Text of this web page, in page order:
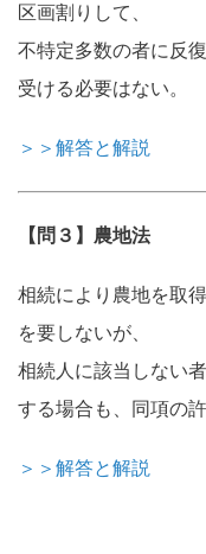
区画割りして、
不特定多数の者に反
受ける必要はない。
＞＞解答と解説
【問３】農地法
相続により農地を取
を要しないが、
相続人に該当しない
する場合も、同項の
＞＞解答と解説